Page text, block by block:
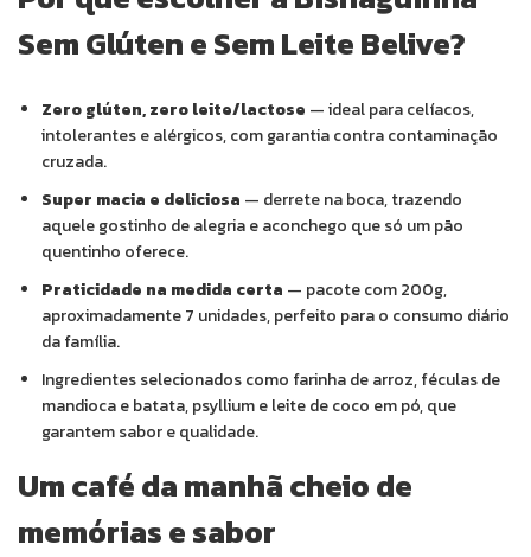
Sem Glúten e Sem Leite Belive?
Zero glúten, zero leite/lactose — ideal para celíacos,
intolerantes e alérgicos, com garantia contra contaminação
cruzada.
Super macia e deliciosa — derrete na boca, trazendo
aquele gostinho de alegria e aconchego que só um pão
quentinho oferece.
Praticidade na medida certa — pacote com 200g,
aproximadamente 7 unidades, perfeito para o consumo diário
da família.
Ingredientes selecionados como farinha de arroz, féculas de
mandioca e batata, psyllium e leite de coco em pó, que
garantem sabor e qualidade.
Um café da manhã cheio de
memórias e sabor